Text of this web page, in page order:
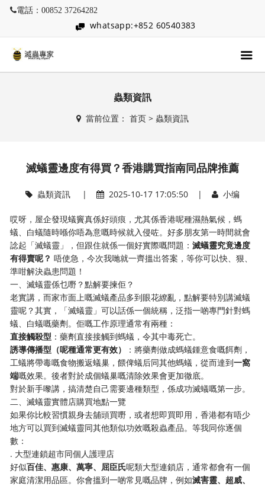
電話：00852 37264282
whatsapp:+852 60540383
蟲類資訊
當前位置： 首页> 蟲類資訊
滅蟻靈邊度有得買？香港購買指南同品牌推薦
蟲類資訊| 2025-10-17 17:05:50 | 小编
哎呀，屋企發現蟻竇真係好頭痕，尤其係香港呢種濕熱氣候，螞
蟻、白蟻隨時喺你唔為意嘅時候就入侵咗。好多朋友第一時間就會
諗起「滅蟻靈」，但跟住就係一個好實際嘅問題：​​滅蟻靈究竟邊度
有得賣呢？​ ​ 唔使急，今次我哋就一齊搵出答案，等你可以快、狠、
準咁解決蟲患問題！
一、滅蟻靈係乜嘢？點解要揀佢？
老實講，而家市面上嘅滅蟻產品多到眼花繚亂，點解要特別講滅蟻
靈呢？其實，「滅蟻靈」可以話係一個統稱，泛指一啲專門針對螞
蟻、白蟻嘅藥劑。佢嘅工作原理通常有兩種：
​直接觸殺型​ ​：藥劑直接接觸到螞蟻，令其中毒死亡。
​誘導傳播型（呢種通常更有效）​
​：將藥劑做成螞蟻鍾意食嘅餌劑，
工蟻將帶毒嘅食物搬返蟻巢，餵俾蟻后同其他螞蟻，從而達到​​一窩
端​​嘅效果。後者對於成個蟻巢嘅清除效果會更加徹底。
對於新手嚟講，搞清楚自己需要邊種類型，係成功滅蟻嘅第一步。
二、滅蟻靈實體店購買地點一覽
如果你比較習慣親身去舖頭買嘢，或者想即買即用，香港都有唔少
地方可以買到滅蟻靈同其他類似功效嘅殺蟲產品。等我同你逐個
數：
. 大型連鎖超市同個人護理店
好似​​百佳、惠康、萬寧、屈臣氏​​呢類大型連鎖店，通常都會有一個
家庭清潔用品區。你會搵到一啲常見嘅品牌，例如​​滅害靈、超威、